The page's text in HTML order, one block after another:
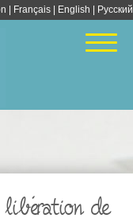
Français English | Pусский
libération de